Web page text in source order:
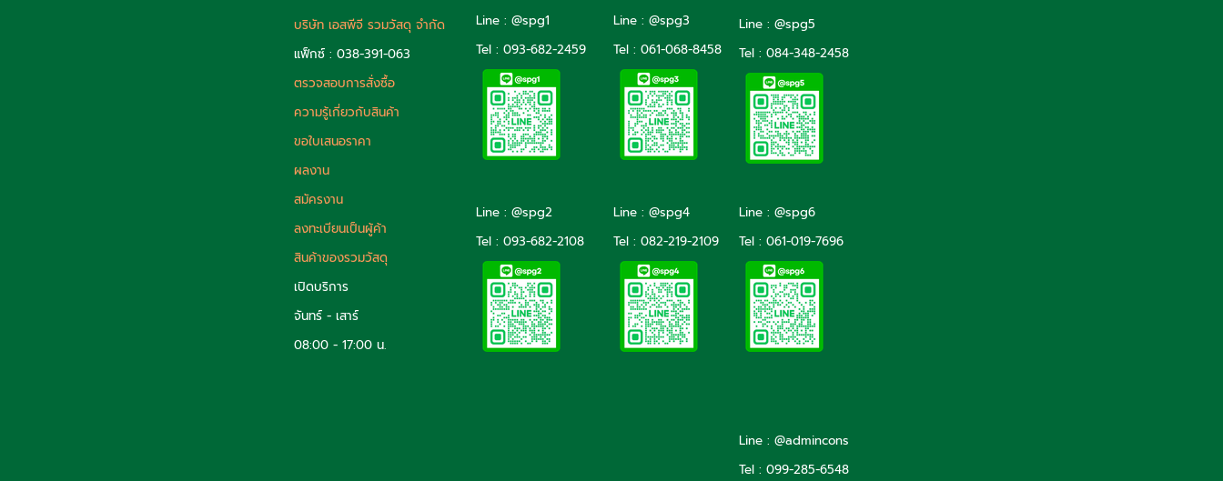
บริษัท เอสพีจี รวมวัสดุ จำกัด
แฟ็กซ์ : 038-391-063
ตรวจสอบการสั่งซื้อ
ความรู้เกี่ยวกับสินค้า
ขอใบเสนอราคา
ผลงาน
สมัครงาน
ลงทะเบียนเป็นผู้ค้า
สินค้าของรวมวัสดุ
เปิดบริการ
จันทร์ - เสาร์
08:00 - 17:00 น.
Line : @spg1
Tel : 093-682-2459
Line : @spg2
Tel : 093-682-2108
Line : @spg3
Tel : 061-068-8458
Line : @spg4
Tel : 082-219-2109
Line : @spg5
Tel : 084-348-2458
Line : @spg6
Tel : 061-019-7696
Line : @admincons
Tel : 099-285-6548